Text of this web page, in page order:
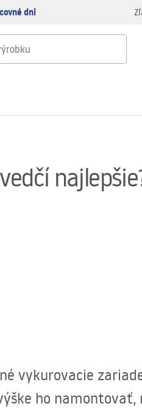
dni
vykurovacie
ho namontovať,